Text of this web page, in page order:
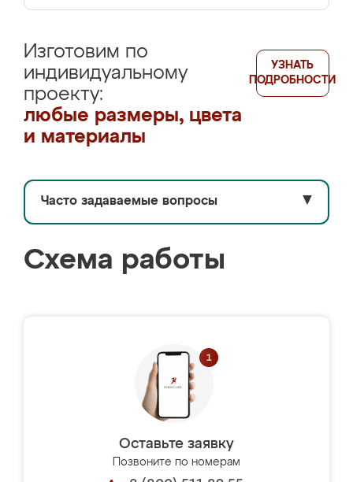
Изготовим по
индивидуальному
проекту:
любые размеры, цвета
и материалы
УЗНАТЬ
ПОДРОБНОСТИ
Часто задаваемые вопросы ▼
Схема работы
Оставьте заявку
Позвоните по номерам